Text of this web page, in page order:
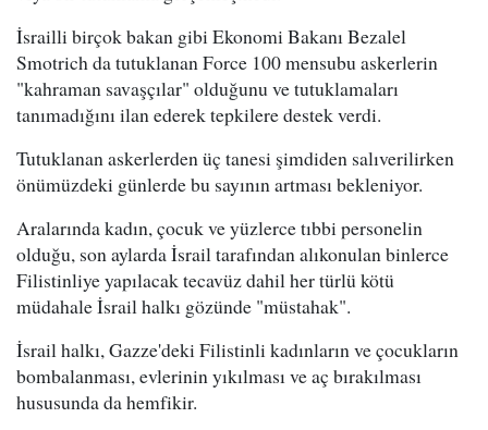
İsrailli birçok bakan gibi Ekonomi Bakanı Bezalel
Smotrich da tutuklanan Force 100 mensubu askerlerin
"kahraman savaşçılar" olduğunu ve tutuklamaları
tanımadığını ilan ederek tepkilere destek verdi.
Tutuklanan askerlerden üç tanesi şimdiden salıverilirken
önümüzdeki günlerde bu sayının artması bekleniyor.
Aralarında kadın, çocuk ve yüzlerce tıbbi personelin
olduğu, son aylarda İsrail tarafından alıkonulan binlerce
Filistinliye yapılacak tecavüz dahil her türlü kötü
müdahale İsrail halkı gözünde "müstahak".
İsrail halkı, Gazze'deki Filistinli kadınların ve çocukların
bombalanması, evlerinin yıkılması ve aç bırakılması
hususunda da hemfikir.